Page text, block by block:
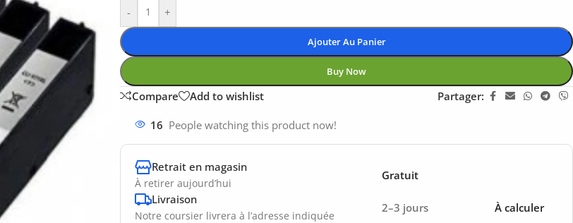
- +
Ajouter Au Panier
Buy Now
Compare Add to wishlist Partager:
16 People watching this product now!
Retrait en magasin
À retirer aujourd’hui
Gratuit
Livraison
Notre coursier livrera à l’adresse indiquée
2–3 jours À calculer